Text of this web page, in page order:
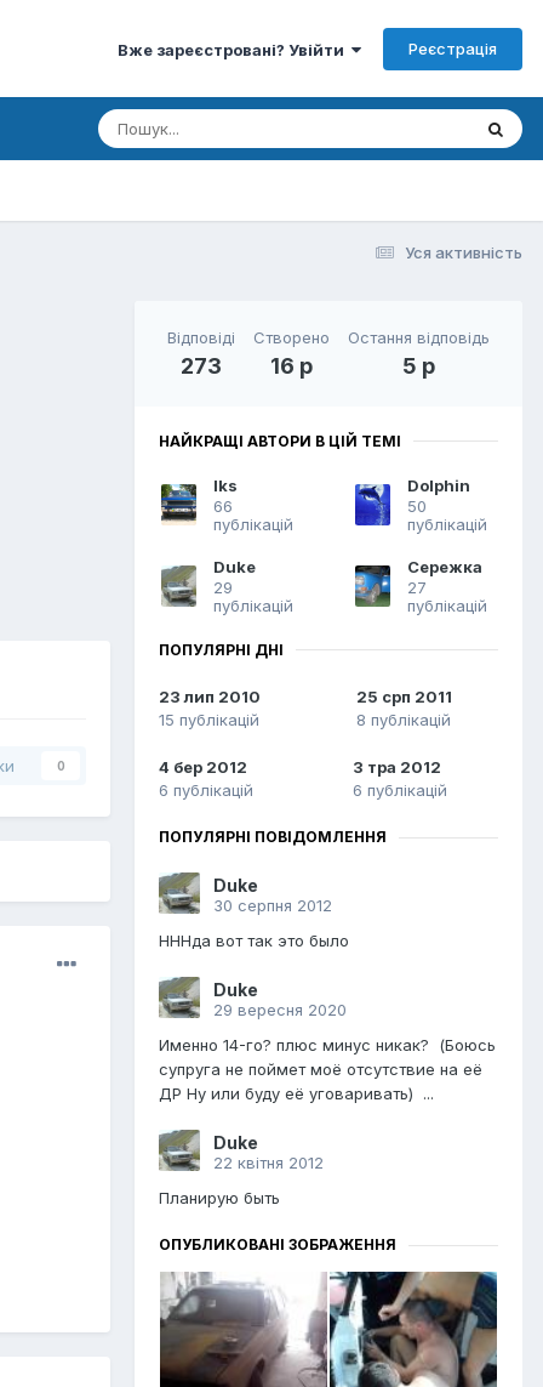
Вже зареєстровані? Увійти Реєстрація
Уся активність
0
Відповіді
273
Створено
16 р
Остання відповідь
5 р
НАЙКРАЩІ АВТОРИ В ЦІЙ ТЕМІ
Iks
66
публікацій
Dolphin
50
публікацій
Duke
29
публікацій
Сережка
27
публікацій
ПОПУЛЯРНІ ДНІ
23 лип 2010
15 публікацій
25 срп 2011
8 публікацій
4 бер 2012
6 публікацій
3 тра 2012
6 публікацій
ПОПУЛЯРНІ ПОВІДОМЛЕННЯ
Duke
30 серпня 2012
НННда вот так это было
Duke
29 вересня 2020
Именно 14-го? плюс минус никак? (Боюсь
супруга не поймет моё отсутствие на её
ДР Ну или буду её уговаривать) ...
Duke
22 квітня 2012
Планирую быть
ОПУБЛИКОВАНІ ЗОБРАЖЕННЯ